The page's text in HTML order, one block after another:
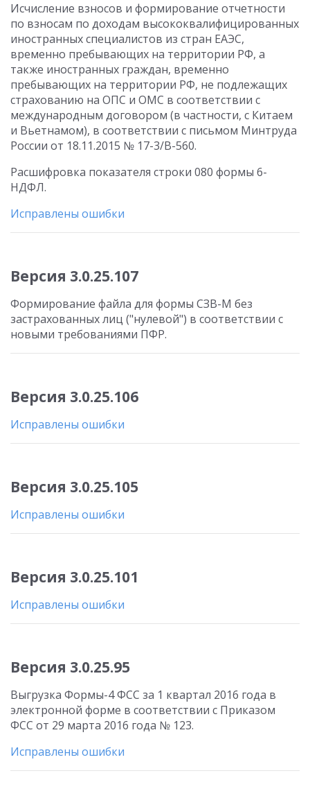
Исчисление взносов и формирование отчетности
по взносам по доходам высококвалифицированных
иностранных специалистов из стран ЕАЭС,
временно пребывающих на территории РФ, а
также иностранных граждан, временно
пребывающих на территории РФ, не подлежащих
страхованию на ОПС и ОМС в соответствии с
международным договором (в частности, с Китаем
и Вьетнамом), в соответствии с письмом Минтруда
России от 18.11.2015 № 17-3/В-560.
Расшифровка показателя строки 080 формы 6-
НДФЛ.
Исправлены ошибки
Версия 3.0.25.107
Формирование файла для формы СЗВ-М без
застрахованных лиц ("нулевой") в соответствии с
новыми требованиями ПФР.
Версия 3.0.25.106
Исправлены ошибки
Версия 3.0.25.105
Исправлены ошибки
Версия 3.0.25.101
Исправлены ошибки
Версия 3.0.25.95
Выгрузка Формы-4 ФСС за 1 квартал 2016 года в
электронной форме в соответствии с Приказом
ФСС от 29 марта 2016 года № 123.
Исправлены ошибки